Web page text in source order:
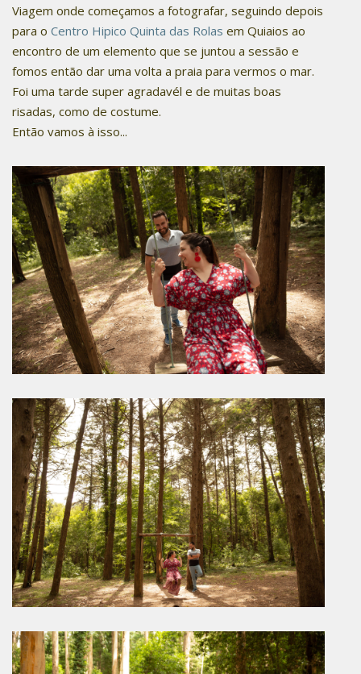
Viagem onde começamos a fotografar, seguindo depois
para o Centro Hipico Quinta das Rolas em Quiaios ao
encontro de um elemento que se juntou a sessão e
fomos então dar uma volta a praia para vermos o mar.
Foi uma tarde super agradavél e de muitas boas
risadas, como de costume.
Então vamos à isso...